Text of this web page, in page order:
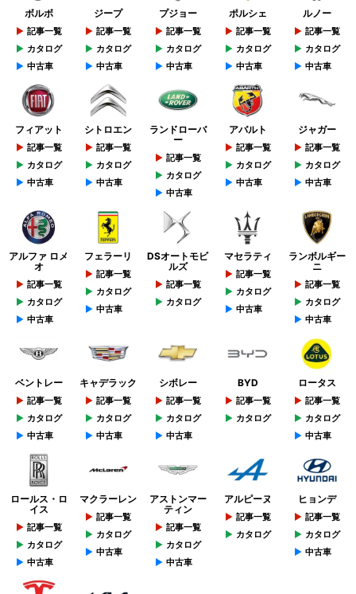
ボルボ
記事一覧
カタログ
中古車
ジープ
記事一覧
カタログ
中古車
プジョー
記事一覧
カタログ
中古車
ポルシェ
記事一覧
カタログ
中古車
ルノー
記事一覧
カタログ
中古車
フィアット
記事一覧
カタログ
中古車
シトロエン
記事一覧
カタログ
中古車
ランドローバ
ー
記事一覧
カタログ
中古車
アバルト
記事一覧
カタログ
中古車
ジャガー
記事一覧
カタログ
中古車
アルファ ロメ
オ
記事一覧
カタログ
中古車
フェラーリ
記事一覧
カタログ
中古車
DSオートモビ
ルズ
記事一覧
カタログ
マセラティ
記事一覧
カタログ
中古車
ランボルギー
ニ
記事一覧
カタログ
中古車
ベントレー
記事一覧
カタログ
中古車
キャデラック
記事一覧
カタログ
中古車
シボレー
記事一覧
カタログ
中古車
BYD
記事一覧
カタログ
ロータス
記事一覧
カタログ
中古車
ロールス・ロ
イス
記事一覧
カタログ
中古車
マクラーレン
記事一覧
カタログ
中古車
アストンマー
ティン
記事一覧
カタログ
中古車
アルピーヌ
記事一覧
カタログ
ヒョンデ
記事一覧
カタログ
中古車